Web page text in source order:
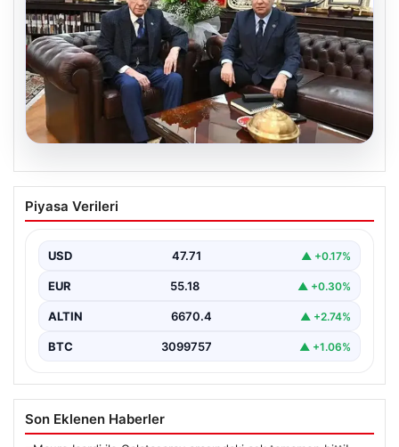
06.08.2026
‘Çerçeve Yasa’ya imza atmayan tek
MHP’li vekilden çarpıcı paylaşım
Piyasa Verileri
USD 47.71 ▲ +0.17%
EUR 55.18 ▲ +0.30%
ALTIN 6670.4 ▲ +2.74%
BTC 3099757 ▲ +1.06%
Son Eklenen Haberler